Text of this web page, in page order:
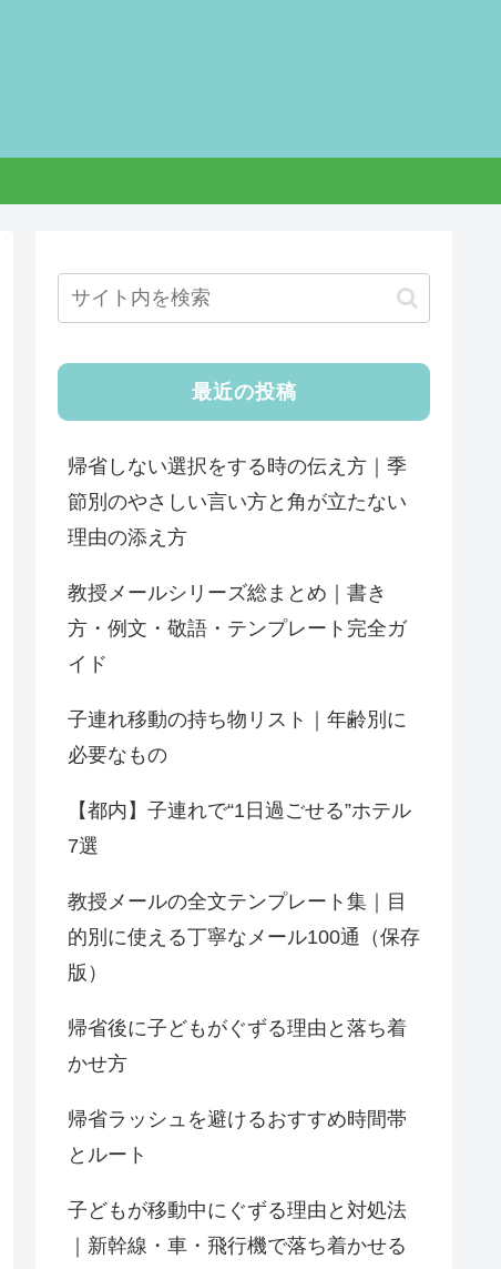
最近の投稿
帰省しない選択をする時の伝え方｜季
節別のやさしい言い方と角が立たない
理由の添え方
教授メールシリーズ総まとめ｜書き
方・例文・敬語・テンプレート完全ガ
イド
子連れ移動の持ち物リスト｜年齢別に
必要なもの
【都内】子連れで“1日過ごせる”ホテル
7選
教授メールの全文テンプレート集｜目
的別に使える丁寧なメール100通（保存
版）
帰省後に子どもがぐずる理由と落ち着
かせ方
帰省ラッシュを避けるおすすめ時間帯
とルート
子どもが移動中にぐずる理由と対処法
｜新幹線・車・飛行機で落ち着かせる